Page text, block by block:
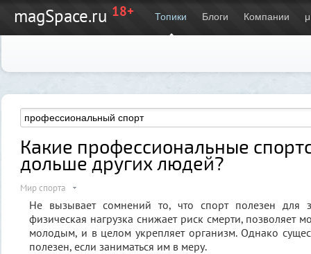
magSpace.ru 18+ Топики Блоги Компании μ
Какие профессиональные
дольше других людей?
Мир спорта
Не вызывает сомнений то, что спорт полезен для
физическая нагрузка снижает риск смерти, позволяет
молодым, и в целом укрепляет организм. Однако
полезен, если заниматься им в меру.